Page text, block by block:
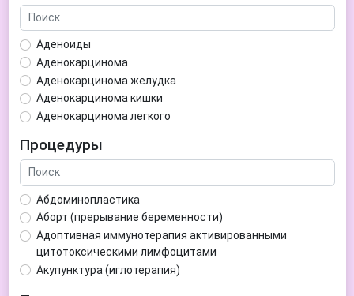
Аденоиды
Аденокарцинома
Аденокарцинома желудка
Аденокарцинома кишки
Аденокарцинома легкого
Аденома гипофиза
Аденома простаты
Аденома щитовидной железы
Аденомиоз
Адентия
Азооспермия
Акне (угри)
Алкоголизм
Процедуры
Абдоминопластика
Аборт (прерывание беременности)
Адоптивная иммунотерапия активированными
цитотоксическими лимфоцитами
Акупунктура (иглотерапия)